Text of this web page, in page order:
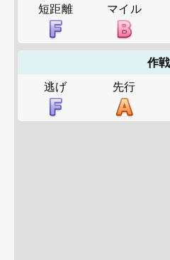
短距離
マイル
作戦
逃げ
先行